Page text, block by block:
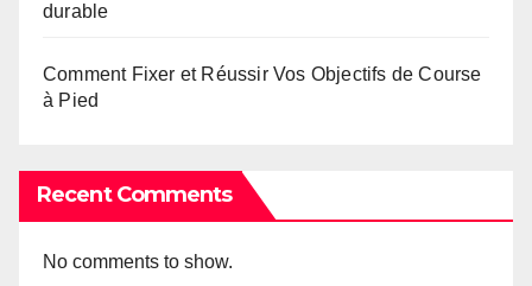
durable
Comment Fixer et Réussir Vos Objectifs de Course
à Pied
Recent Comments
No comments to show.